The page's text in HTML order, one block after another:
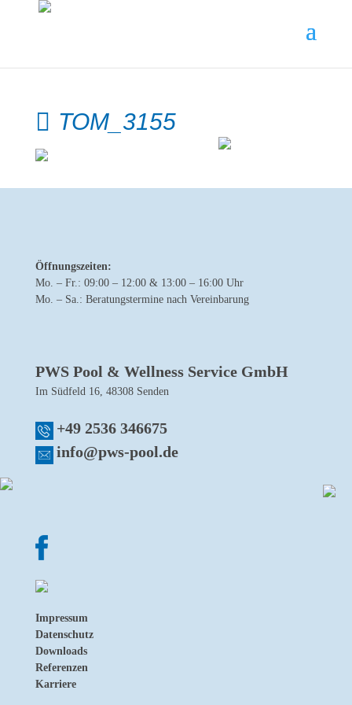
TOM_3155
Öffnungszeiten:
Mo. – Fr.: 09:00 – 12:00 & 13:00 – 16:00 Uhr
Mo. – Sa.: Beratungstermine nach Vereinbarung
PWS Pool & Wellness Service GmbH
Im Südfeld 16, 48308 Senden
+49 2536 346675
info@pws-pool.de
Impressum
Datenschutz
Downloads
Referenzen
Karriere